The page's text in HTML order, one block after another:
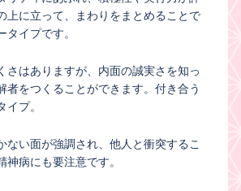
上に立って、まわりをまとめることで
タイプです。
さはありますが、内面の誠実さを知っ
者をつくることができます。付き合う
プ。
ない面が強調され、他人と衝突するこ
神病にも要注意です。